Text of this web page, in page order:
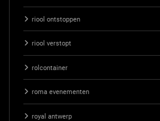
riool ontstoppen
riool verstopt
rolcontainer
roma evenementen
royal antwerp